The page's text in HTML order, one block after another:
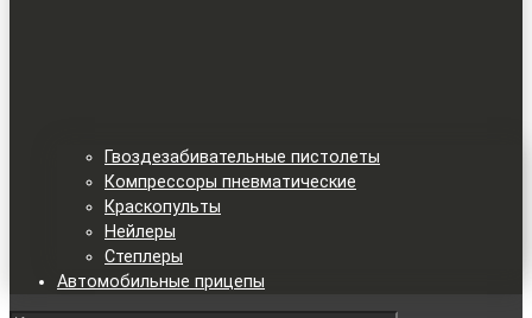
Гвоздезабивательные пистолеты
Компрессоры пневматические
Краскопульты
Нейлеры
Степлеры
Автомобильные прицепы